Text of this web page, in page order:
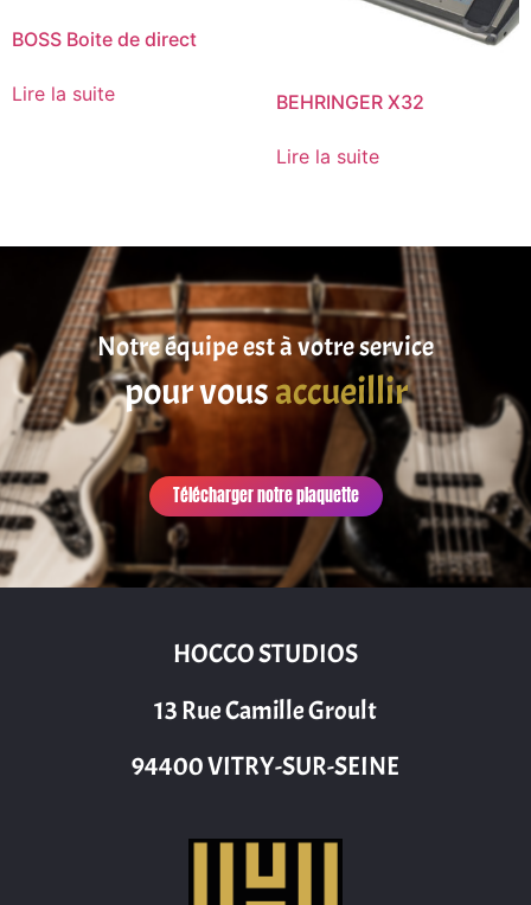
BOSS Boite de direct
Lire la suite BEHRINGER X32
Lire la suite
Notre équipe est à votre service
pour vousaccueillir
Télécharger notre plaquette
HOCCO STUDIOS
13 Rue Camille Groult
94400 VITRY-SUR-SEINE